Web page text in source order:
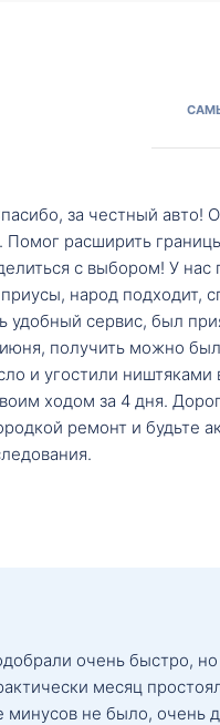
за честный авто!
Помог расширить
с выбором! У нас
народ подходит,
удобный сервис, был
получить можно
и угостили ништяками
ходом за 4 дня.
ремонт и будьте
очень быстро, но
месяц
минусов не было, очень